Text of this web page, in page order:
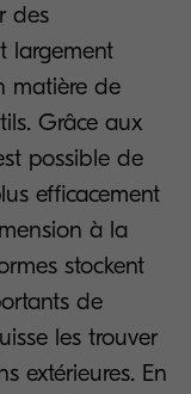
des
largement
matière de
Grâce aux
possible de
efficacement
à la
stockent
de
les trouver
extérieures. En